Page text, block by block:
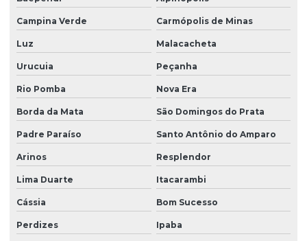
Campina Verde Carmópolis de Minas
Luz Malacacheta
Urucuia Peçanha
Rio Pomba Nova Era
Borda da Mata São Domingos do Prata
Padre Paraíso Santo Antônio do Amparo
Arinos Resplendor
Lima Duarte Itacarambi
Cássia Bom Sucesso
Perdizes Ipaba